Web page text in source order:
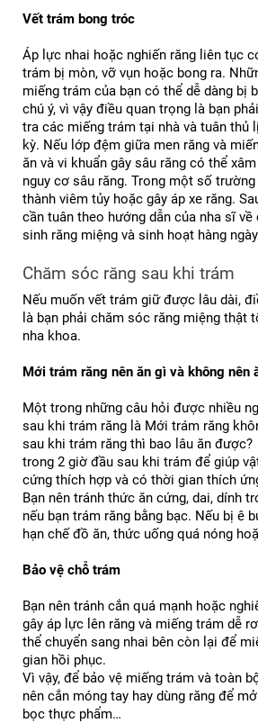
Vết trám bong tróc
Áp lực nhai hoặc nghiến răng liên tục
trám bị mòn, vỡ vụn hoặc bong ra.
miếng trám của bạn có thể dễ dàng bị
chú ý, vì vậy điều quan trọng là bạn
tra các miếng trám tại nhà và tuân thủ
kỳ. Nếu lớp đệm giữa men răng và
ăn và vi khuẩn gây sâu răng có thể
nguy cơ sâu răng. Trong một số
thành viêm tủy hoặc gây áp xe răng.
cần tuân theo hướng dẫn của nha sĩ về
sinh răng miệng và sinh hoạt hàng
Chăm sóc răng sau khi trám
Nếu muốn vết trám giữ được lâu dài,
là bạn phải chăm sóc răng miệng thật
nha khoa.
Mới trám răng nên ăn gì và không nên
Một trong những câu hỏi được nhiều
sau khi trám răng là Mới trám răng
sau khi trám răng thì bao lâu ăn được?
trong 2 giờ đầu sau khi trám để giúp
cứng thích hợp và có thời gian thích
Bạn nên tránh thức ăn cứng, dai, dính
nếu bạn trám răng bằng bạc. Nếu bị ê
hạn chế đồ ăn, thức uống quá nóng
Bảo vệ chỗ trám
Bạn nên tránh cắn quá mạnh hoặc
gây áp lực lên răng và miếng trám dễ
thể chuyển sang nhai bên còn lại để
gian hồi phục.
Vì vậy, để bảo vệ miếng trám và toàn
nên cắn móng tay hay dùng răng để
bọc thực phẩm…